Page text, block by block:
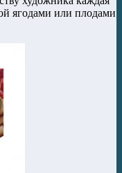
ягодами или плодами